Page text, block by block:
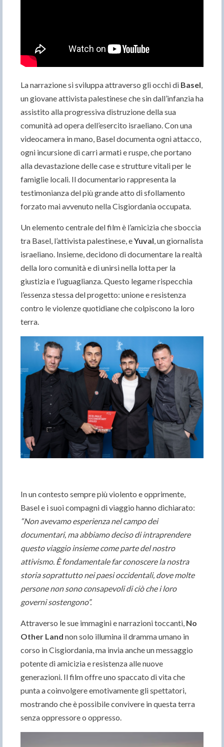
La narrazione si sviluppa attraverso gli occhi di Basel,
un giovane attivista palestinese che sin dall’infanzia ha
assistito alla progressiva distruzione della sua
comunità ad opera dell’esercito israeliano. Con una
videocamera in mano, Basel documenta ogni attacco,
ogni incursione di carri armati e ruspe, che portano
alla devastazione delle case e strutture vitali per le
famiglie locali. Il documentario rappresenta la
testimonianza del più grande atto di sfollamento
forzato mai avvenuto nella Cisgiordania occupata.
Un elemento centrale del film è l’amicizia che sboccia
tra Basel, l’attivista palestinese, eYuval, un giornalista
israeliano. Insieme, decidono di documentare la realtà
della loro comunità e di unirsi nella lotta per la
giustizia e l’uguaglianza. Questo legame rispecchia
l’essenza stessa del progetto: unione e resistenza
contro le violenze quotidiane che colpiscono la loro
terra.
In un contesto sempre più violento e opprimente,
Basel e i suoi compagni di viaggio hanno dichiarato:
“Non avevamo esperienza nel campo dei
documentari, ma abbiamo deciso di intraprendere
questo viaggio insieme come parte del nostro
attivismo. È fondamentale far conoscere la nostra
storia soprattutto nei paesi occidentali, dove molte
persone non sono consapevoli di ciò che i loro
governi sostengono”.
Attraverso le sue immagini e narrazioni toccanti, No
Other Land non solo illumina il dramma umano in
corso in Cisgiordania, ma invia anche un messaggio
potente di amicizia e resistenza alle nuove
generazioni. Il film offre uno spaccato di vita che
punta a coinvolgere emotivamente gli spettatori,
mostrando che è possibile convivere in questa terra
senza oppressore o oppresso.